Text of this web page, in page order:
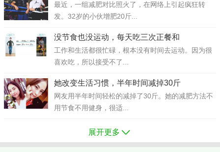
最近，一组减肥对比照火了，在网络上引起疯狂转
发。32岁的小伙增肥20斤...
没节食也没运动，每天吃三次正餐和
工作和生活都很忙碌，根本没有时间去运动。因为很
喜欢吃，所以接受不了...
她改变生活习惯，半年时间减掉30斤
网友用半年时间轻松的减掉了30斤。她的减肥方法不
用节食不用健身，很适...
展开更多